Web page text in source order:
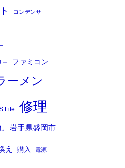
コンデンサ
ー ファミコン
ーメン
Lite 修理
岩手県盛岡市
え 購入 電源